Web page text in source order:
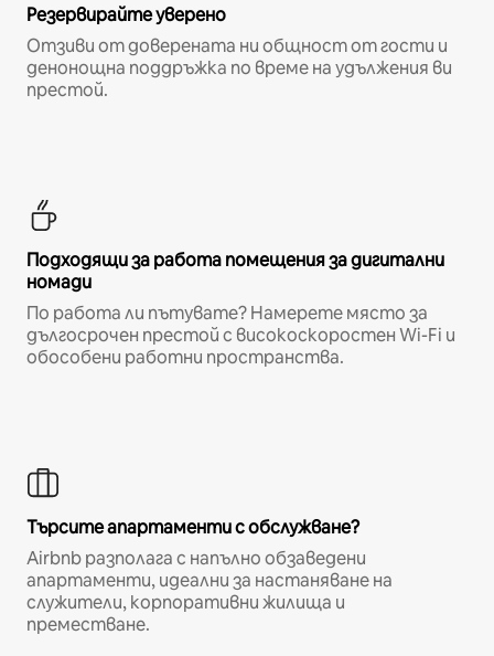
Резервирайте уверено
Отзиви от доверената ни общност от гости и
денонощна поддръжка по време на удължения ви
престой.
Подходящи за работа помещения за дигитални
номади
По работа ли пътувате? Намерете място за
дългосрочен престой с високоскоростен Wi-Fi и
обособени работни пространства.
Търсите апартаменти с обслужване?
Airbnb разполага с напълно обзаведени
апартаменти, идеални за настаняване на
служители, корпоративни жилища и
преместване.